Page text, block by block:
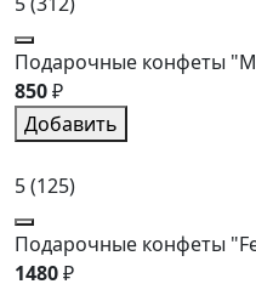
Подарочные конфеты
850₽
Добавить
5(125)
Подарочные конфеты
1480₽